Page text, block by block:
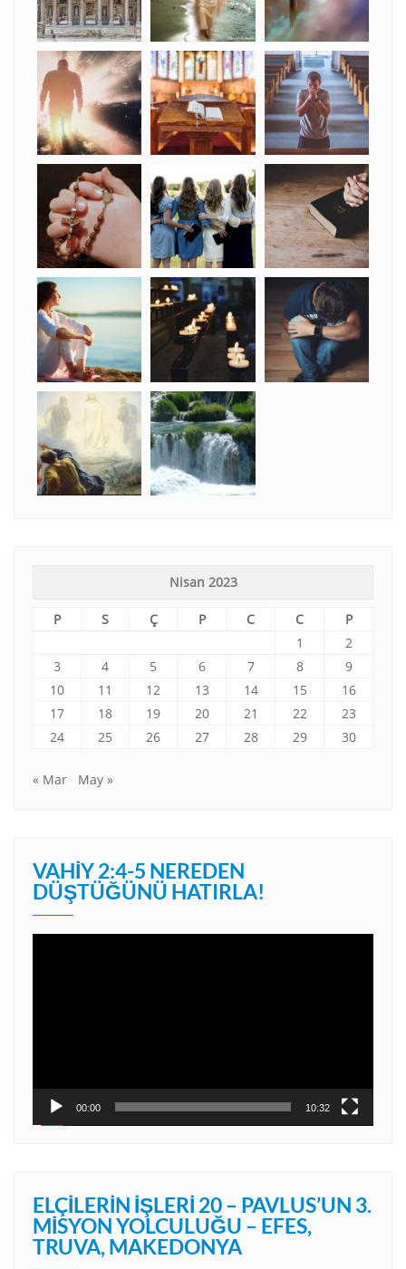
Nisan 2023
P S Ç P C C
P
1
2
3
4 5 6 7 8
9
10
11 12 13 14 15
16
17
18 19 20 21 22
23
24
25 26 27 28 29 30
« Mar May »
VAHIY 2:4-5 NEREDEN
DÜŞTÜĞÜNÜ HATIRLA!
00:00 10:32
ELÇILERIN İŞLERI 20 – PAVLUS’UN 3.
MISYON YOLCULUĞU – EFES,
TRUVA, MAKEDONYA